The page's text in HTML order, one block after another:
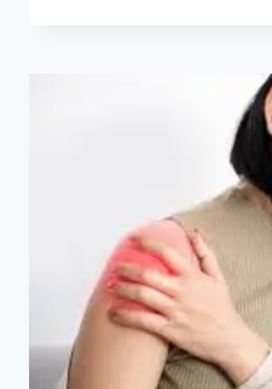
ઈન્સ્ટેબિલિટી’
પ્રશ્ન